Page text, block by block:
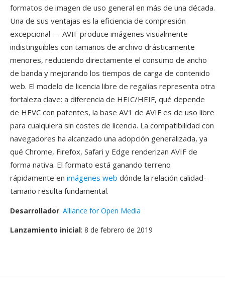
formatos de imagen de uso general en más de una década.
Una de sus ventajas es la eficiencia de compresión
excepcional — AVIF produce imágenes visualmente
indistinguibles con tamaños de archivo drásticamente
menores, reduciendo directamente el consumo de ancho
de banda y mejorando los tiempos de carga de contenido
web. El modelo de licencia libre de regalías representa otra
fortaleza clave: a diferencia de HEIC/HEIF, qué depende
de HEVC con patentes, la base AV1 de AVIF es de uso libre
para cualquiera sin costes de licencia. La compatibilidad con
navegadores ha alcanzado una adopción generalizada, ya
qué Chrome, Firefox, Safari y Edge renderizan AVIF de
forma nativa. El formato está ganando terreno
rápidamente en imágenes web dónde la relación calidad-
tamaño resulta fundamental.
Desarrollador: Alliance for Open Media
Lanzamiento inicial: 8 de febrero de 2019